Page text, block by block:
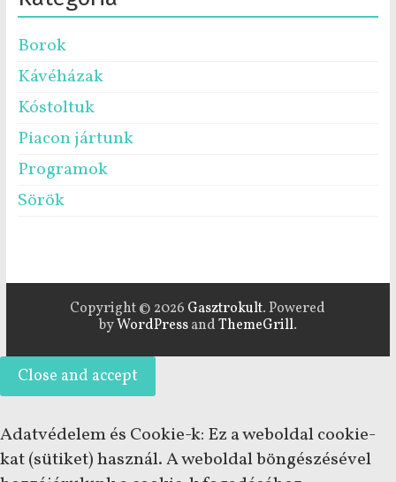
Borok
Kávéházak
Kóstoltuk
Piacon jártunk
Programok
Sörök
Copyright © 2026 Gasztrokult. Powered
byWordPressandThemeGrill.
Adatvédelem és Cookie-k: Ez a weboldal cookie-
kat (sütiket) használ. A weboldal böngészésével